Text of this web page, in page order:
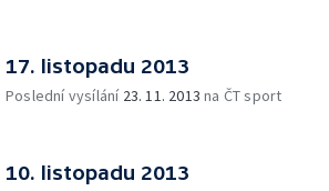
17. listopadu 2013
Poslední vysílání 23. 11. 2013 na ČT sport
10. listopadu 2013